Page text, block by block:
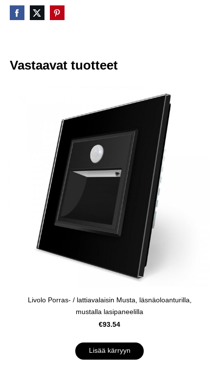
Vastaavat tuotteet
Livolo Porras- / lattiavalaisin Musta, läsnäoloanturilla,
mustalla lasipaneelilla
€93.54
Lisää kärryyn